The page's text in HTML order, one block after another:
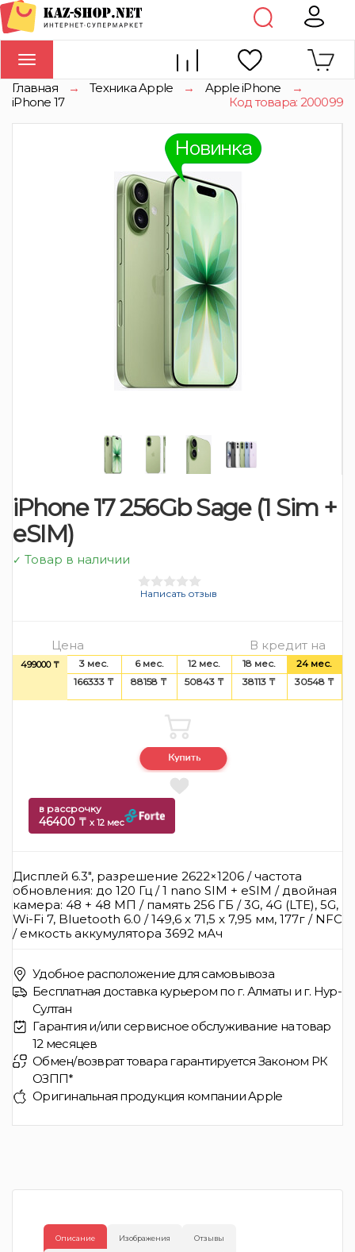
Toggle
navigation
Главная → Техника Apple → Apple iPhone
→
iPhone 17
Код товара: 200099
iPhone 17 256Gb Sage (1 Sim +
eSIM)
✓ Товар в наличии
Написать отзыв
Цена В кредит на
499000 ₸ 3 мес. 6 мес. 12 мес. 18 мес.
24 мес.
166333 ₸
88158 ₸ 50843 ₸ 38113 ₸ 30548 ₸
в рассрочку
46400 ₸ x 12 мес
Дисплей 6.3", разрешение 2622×1206 / частота
обновления: до 120 Гц / 1 nano SIM + eSIM / двойная
камера: 48 + 48 МП / память 256 ГБ / 3G, 4G (LTE), 5G,
Wi-Fi 7, Bluetooth 6.0 / 149,6 x 71,5 x 7,95 мм, 177г / NFC
/ емкость аккумулятора 3692 мАч
Удобное расположение для самовывоза
Бесплатная доставка курьером по г. Алматы и г. Нур-
Султан
Гарантия и/или сервисное обслуживание на товар
12 месяцев
Обмен/возврат товара гарантируется Законом РК
ОЗПП*
Оригинальная продукция компании Apple
Описание Изображения Отзывы